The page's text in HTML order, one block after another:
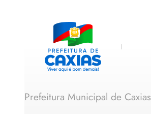
Prefeitura Municipal de Caxias